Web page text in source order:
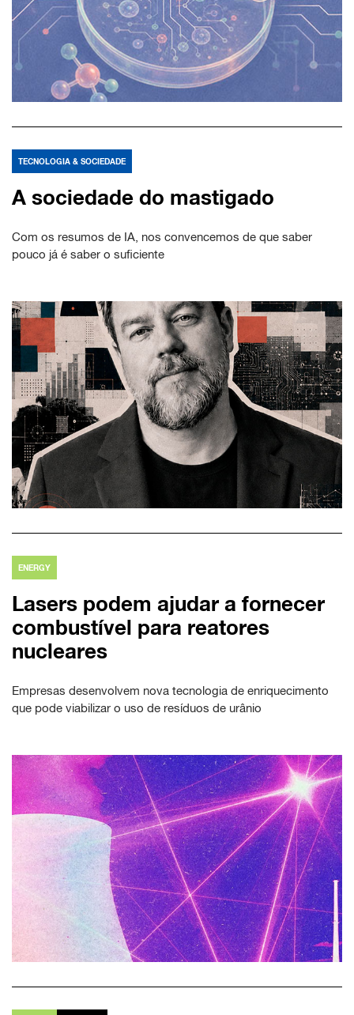
TECNOLOGIA & SOCIEDADE
A sociedade do mastigado
Com os resumos de IA, nos convencemos de que saber
pouco já é saber o suficiente
ENERGY
Lasers podem ajudar a fornecer
combustível para reatores
nucleares
Empresas desenvolvem nova tecnologia de enriquecimento
que pode viabilizar o uso de resíduos de urânio